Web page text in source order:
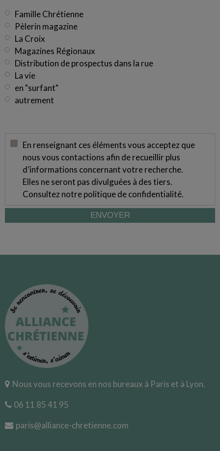
Famille Chrétienne
Pèlerin magazine
La Croix
Magazines Régionaux
Distribution de prospectus dans la rue
La vie
en "surfant"
autrement
En renseignant ces éléments vous acceptez que
nous vous contactions afin de recueillir plus
d’informations concernant votre recherche.
Elles ne seront pas divulguées à des tiers.
Consultez notrepolitique de confidentialité.
Nous vous recevons en nos bureaux à Paris et à Lyon.
06 11 85 41 95
paris@alliance-chretienne.com